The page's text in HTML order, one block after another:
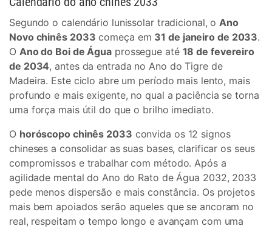
Segundo o calendário lunissolar tradicional, oAno
Novo chinês 2033 começa em 31 de janeiro de 2033.
O Ano do Boi de Água prossegue até 18 de fevereiro
de 2034, antes da entrada no Ano do Tigre de
Madeira. Este ciclo abre um período mais lento, mais
profundo e mais exigente, no qual a paciência se torna
uma força mais útil do que o brilho imediato.
O horóscopo chinês 2033 convida os 12 signos
chineses a consolidar as suas bases, clarificar os seus
compromissos e trabalhar com método. Após a
agilidade mental do Ano do Rato de Água 2032, 2033
pede menos dispersão e mais constância. Os projetos
mais bem apoiados serão aqueles que se ancoram no
real, respeitam o tempo longo e avançam com uma